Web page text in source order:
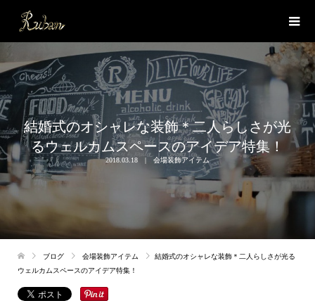
結婚式のオシャレな装飾＊二人らしさが光
るウェルカムスペースのアイデア特集！
2018.03.18 会場装飾アイテム
ブログ 会場装飾アイテム
結婚式のオシャレな装飾＊二人らしさが光る
ウェルカムスペースのアイデア特集！